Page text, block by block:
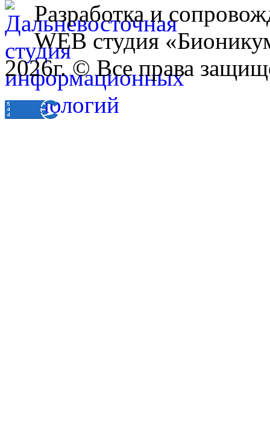
Разработка и
WEB студия
2026г. © Все права